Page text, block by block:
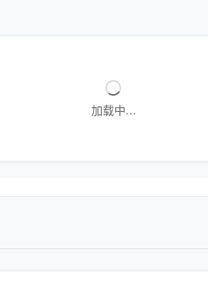
加载中...